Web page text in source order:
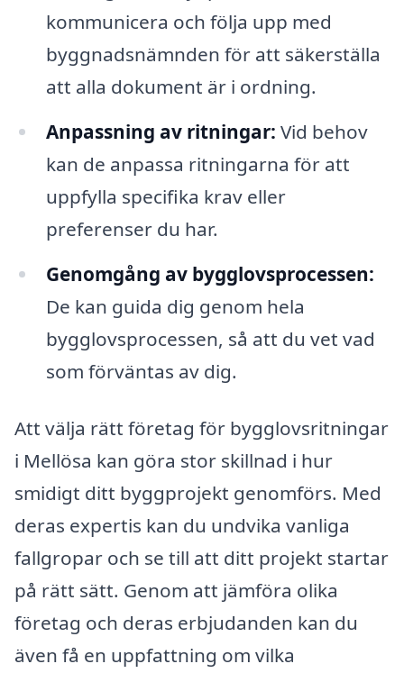
kommunicera och följa upp med
byggnadsnämnden för att säkerställa
att alla dokument är i ordning.
Anpassning av ritningar: Vid behov
kan de anpassa ritningarna för att
uppfylla specifika krav eller
preferenser du har.
Genomgång av bygglovsprocessen:
De kan guida dig genom hela
bygglovsprocessen, så att du vet vad
som förväntas av dig.
Att välja rätt företag för bygglovsritningar
i Mellösa kan göra stor skillnad i hur
smidigt ditt byggprojekt genomförs. Med
deras expertis kan du undvika vanliga
fallgropar och se till att ditt projekt startar
på rätt sätt. Genom att jämföra olika
företag och deras erbjudanden kan du
även få en uppfattning om vilka